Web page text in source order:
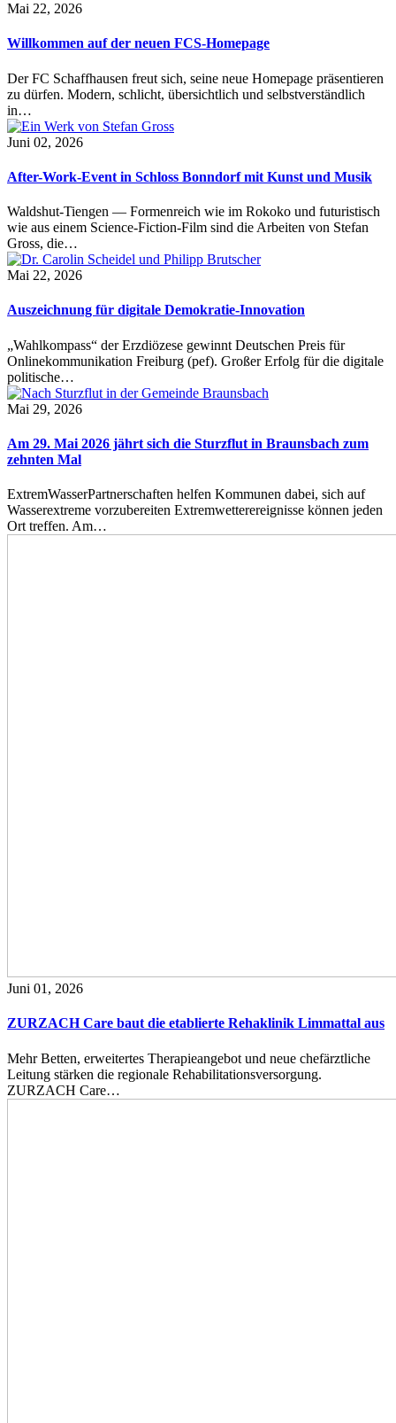
Mai 22, 2026
Willkommen auf der neuen FCS-Homepage
Der FC Schaffhausen freut sich, seine neue Homepage präsentieren
zu dürfen. Modern, schlicht, übersichtlich und selbstverständlich
in…
Juni 02, 2026
After-Work-Event in Schloss Bonndorf mit Kunst und Musik
Waldshut-Tiengen — Formenreich wie im Rokoko und futuristisch
wie aus einem Science-Fiction-Film sind die Arbeiten von Stefan
Gross, die…
Mai 22, 2026
Auszeichnung für digitale Demokratie-Innovation
„Wahlkompass“ der Erzdiözese gewinnt Deutschen Preis für
Onlinekommunikation Freiburg (pef). Großer Erfolg für die digitale
politische…
Mai 29, 2026
Am 29. Mai 2026 jährt sich die Sturzflut in Braunsbach zum
zehnten Mal
ExtremWasserPartnerschaften helfen Kommunen dabei, sich auf
Wasserextreme vorzubereiten Extremwetterereignisse können jeden
Ort treffen. Am…
Juni 01, 2026
ZURZACH Care baut die etablierte Rehaklinik Limmattal aus
Mehr Betten, erweitertes Therapieangebot und neue chefärztliche
Leitung stärken die regionale Rehabilitationsversorgung.
ZURZACH Care…